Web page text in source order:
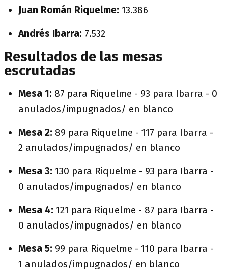
Juan Román Riquelme: 13.386
Andrés Ibarra: 7.532
Resultados de las mesas
escrutadas
Mesa 1: 87 para Riquelme - 93 para Ibarra - 0
anulados/impugnados/ en blanco
Mesa 2: 89 para Riquelme - 117 para Ibarra -
2 anulados/impugnados/ en blanco
Mesa 3: 130 para Riquelme - 93 para Ibarra -
0 anulados/impugnados/ en blanco
Mesa 4: 121 para Riquelme - 87 para Ibarra -
0 anulados/impugnados/ en blanco
Mesa 5: 99 para Riquelme - 110 para Ibarra -
1 anulados/impugnados/ en blanco